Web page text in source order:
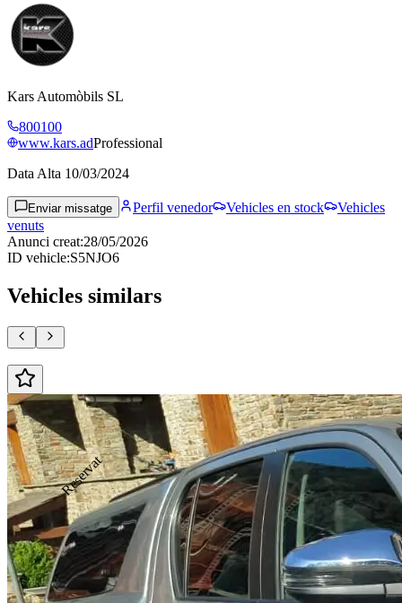
Kars Automòbils SL
800100
www.kars.adProfessional
Data Alta 10/03/2024
Enviar missatge Perfil venedor Vehicles en stock
Vehicles
venuts
Anunci creat:28/05/2026
ID vehicle:S5NJO6
Vehicles similars
Reservat